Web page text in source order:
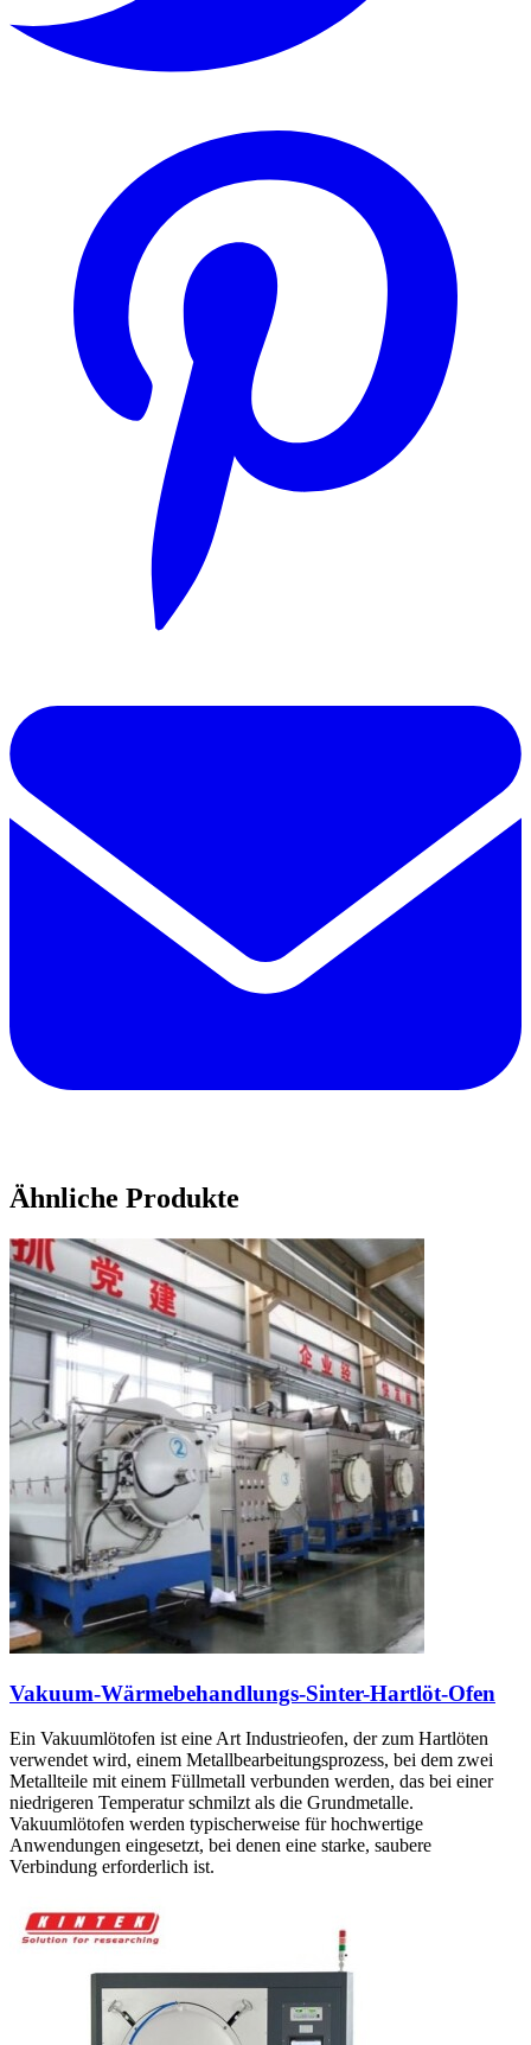
Ähnliche Produkte
Vakuum-Wärmebehandlungs-Sinter-Hartlöt-Ofen
Ein Vakuumlötofen ist eine Art Industrieofen, der zum Hartlöten
verwendet wird, einem Metallbearbeitungsprozess, bei dem zwei
Metallteile mit einem Füllmetall verbunden werden, das bei einer
niedrigeren Temperatur schmilzt als die Grundmetalle.
Vakuumlötofen werden typischerweise für hochwertige
Anwendungen eingesetzt, bei denen eine starke, saubere
Verbindung erforderlich ist.